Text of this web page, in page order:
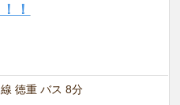
！
徳重 バス 8分